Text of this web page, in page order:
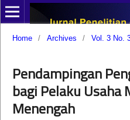
Home / Archives / Vol. 3 No.
Pendampingan
bagi Pelaku Usaha
Menengah